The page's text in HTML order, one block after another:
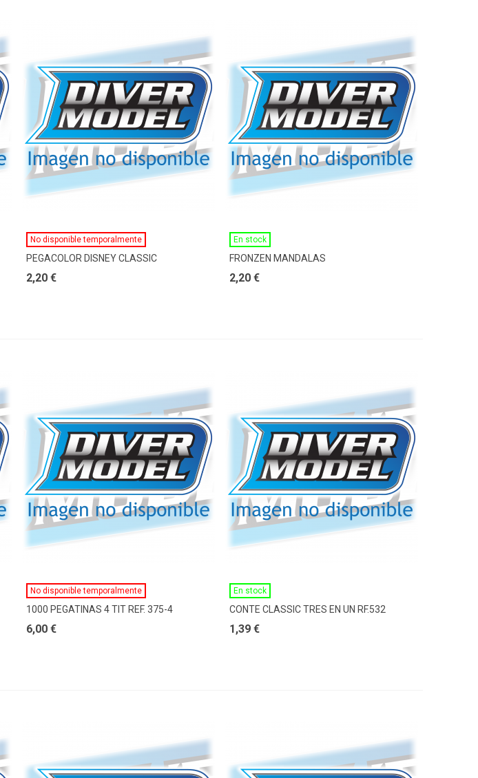
Ver Más
No disponible temporalmente
PEGACOLOR DISNEY CLASSIC
2,20 €
En stock
FRONZEN MANDALAS
2,20 €
Ver Más
No disponible temporalmente
1000 PEGATINAS 4 TIT REF. 375-4
6,00 €
En stock
CONTE CLASSIC TRES EN UN RF.532
1,39 €